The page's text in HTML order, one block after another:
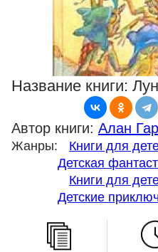
Название книги:
Автор книги: Алан
Жанры: Книги для
Детская
Книги для
Детские